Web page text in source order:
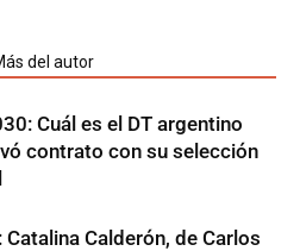
del autor
Cuál es el DT argentino
contrato con su selección
Catalina Calderón, de Carlos